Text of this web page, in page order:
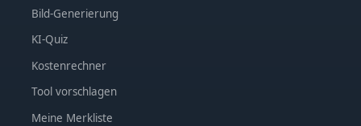
Bild-Generierung
KI-Quiz
Kostenrechner
Tool vorschlagen
Meine Merkliste